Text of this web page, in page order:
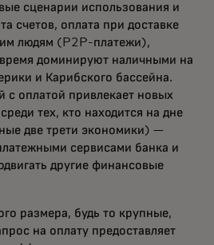
сценарии использования и
счетов, оплата при доставке
людям (P2P-платежи),
доминируют наличными на
и Карибского бассейна.
оплатой привлекает новых
тех, кто находится на дне
две трети экономики) —
сервисами банка и
другие финансовые
размера, будь то крупные,
на оплату предоставляет